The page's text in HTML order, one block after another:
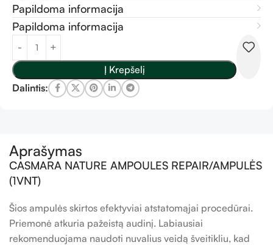
Papildoma informacija
Papildoma informacija
Į Krepšelį
Dalintis:
Aprašymas
CASMARA NATURE AMPOULES REPAIR/AMPULĖS
(1VNT)
Šios ampulės skirtos efektyviai atstatomąjai procedūrai.
Priemonė atkuria pažeistą audinį. Labiausiai
rekomenduojama naudoti nuvalius veidą šveitikliu, kad